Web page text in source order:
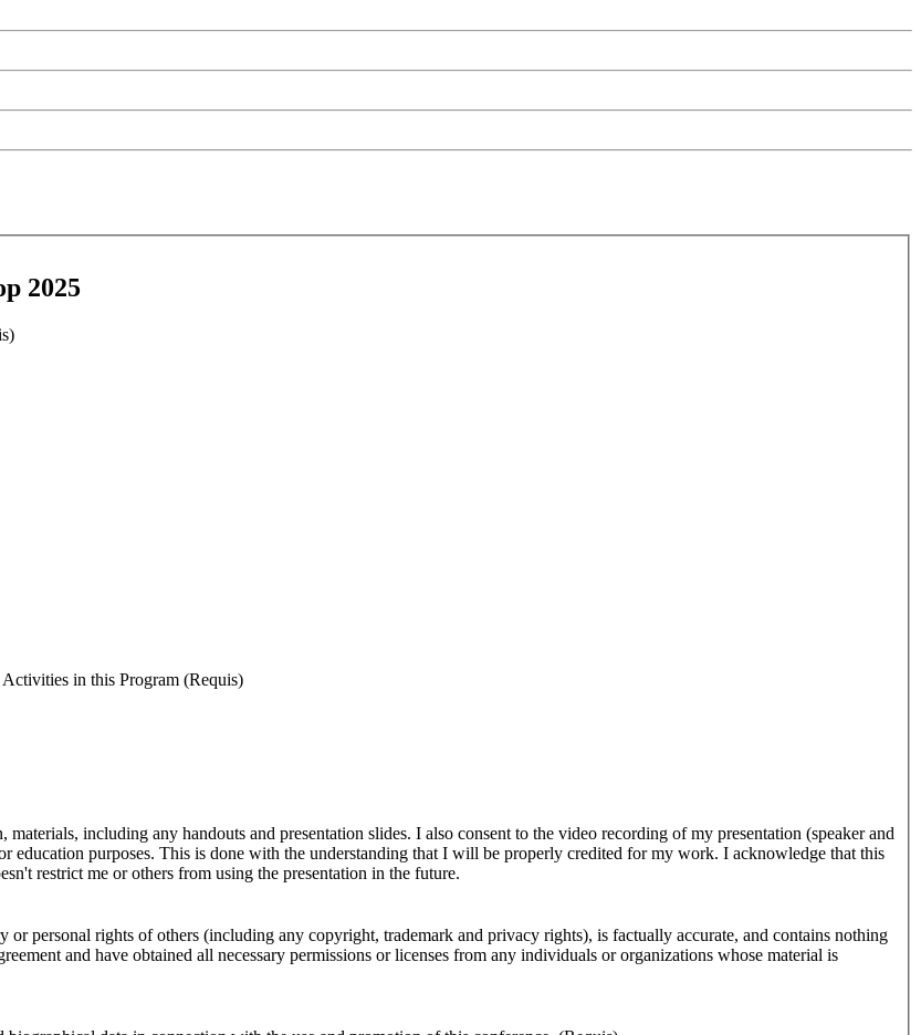
2025
in this Program (Requis)
including any handouts and presentation slides. I also consent to the video recording of my presentation (speaker and
purposes. This is done with the understanding that I will be properly credited for my work. I acknowledge that this
restrict me or others from using the presentation in the future.
personal rights of others (including any copyright, trademark and privacy rights), is factually accurate, and contains nothing
and have obtained all necessary permissions or licenses from any individuals or organizations whose material is